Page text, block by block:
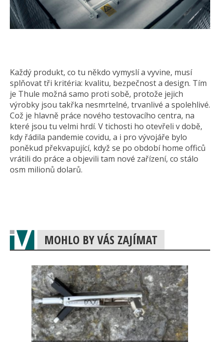
Každý produkt, co tu někdo vymyslí a vyvine, musí
splňovat tři kritéria: kvalitu, bezpečnost a design. Tím
je Thule možná samo proti sobě, protože jejich
výrobky jsou takřka nesmrtelné, trvanlivé a spolehlivé.
Což je hlavně práce nového testovacího centra, na
které jsou tu velmi hrdí. V tichosti ho otevřeli v době,
kdy řádila pandemie covidu, a i pro vývojáře bylo
poněkud překvapující, když se po období home officů
vrátili do práce a objevili tam nové zařízení, co stálo
osm milionů dolarů.
MOHLO BY VÁS ZAJÍMAT